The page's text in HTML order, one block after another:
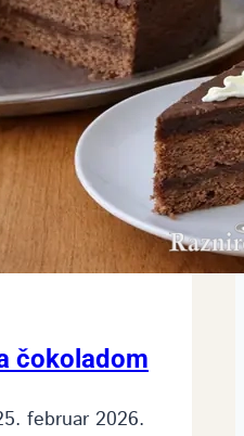
čokoladom
februar 2026.